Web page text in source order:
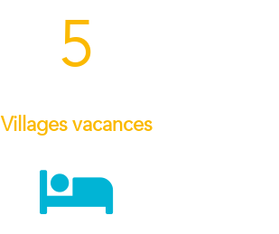
5
Villages vacances
